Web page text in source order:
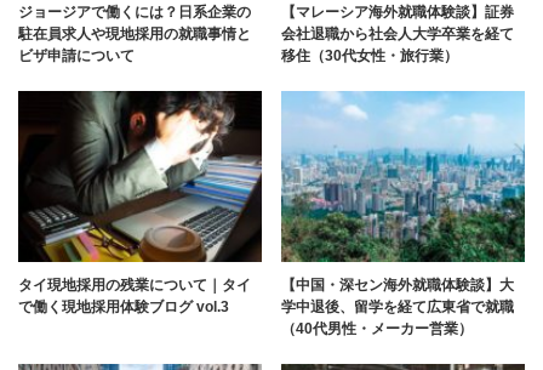
ジョージアで働くには？日系企業の
駐在員求人や現地採用の就職事情と
ビザ申請について
【マレーシア海外就職体験談】証券
会社退職から社会人大学卒業を経て
移住（30代女性・旅行業）
タイ現地採用の残業について｜タイ
で働く現地採用体験ブログ vol.3
【中国・深セン海外就職体験談】大
学中退後、留学を経て広東省で就職
（40代男性・メーカー営業）